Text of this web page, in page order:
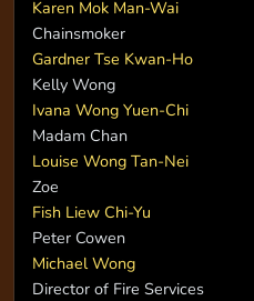
Karen Mok Man-Wai
Chainsmoker
Gardner Tse Kwan-Ho
Kelly Wong
Ivana Wong Yuen-Chi
Madam Chan
Louise Wong Tan-Nei
Zoe
Fish Liew Chi-Yu
Peter Cowen
Michael Wong
Director of Fire Services